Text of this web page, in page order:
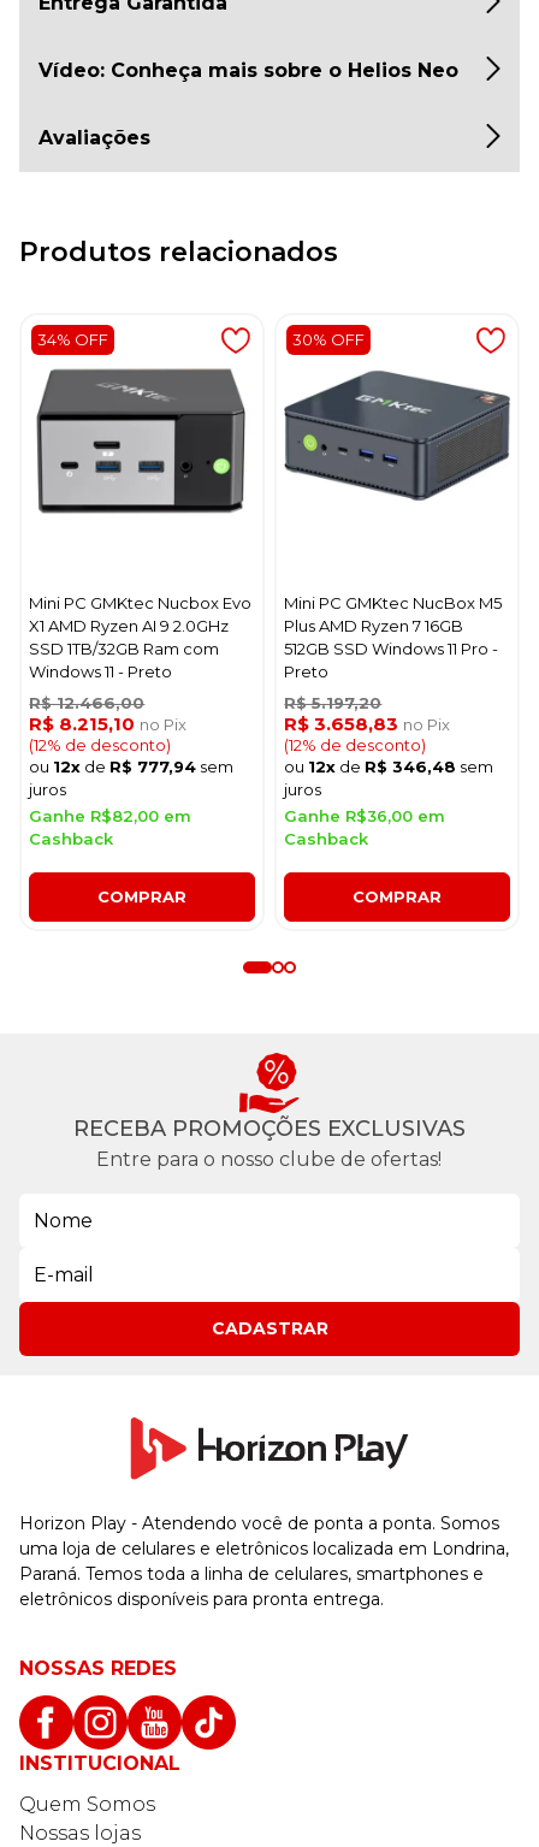
Vídeo: Conheça mais sobre o Helios Neo
Avaliações
Produtos relacionados
34% OFF
Mini PC GMKtec Nucbox Evo
X1 AMD Ryzen AI 9 2.0GHz
SSD 1TB/32GB Ram com
Windows 11 - Preto
R$ 12.466,00
R$ 8.215,10 no Pix
(12% de desconto)
ou 12x de R$ 777,94 sem
juros
Ganhe R$82,00 em
Cashback
COMPRAR
30% OFF
Mini PC GMKtec NucBox M5
Plus AMD Ryzen 7 16GB
512GB SSD Windows 11 Pro -
Preto
R$ 5.197,20
R$ 3.658,83 no Pix
(12% de desconto)
ou 12x de R$ 346,48 sem
juros
Ganhe R$36,00 em
Cashback
COMPRAR
RECEBA PROMOÇÕES EXCLUSIVAS
Entre para o nosso clube de ofertas!
CADASTRAR
Horizon Play - Atendendo você de ponta a ponta. Somos
uma loja de celulares e eletrônicos localizada em Londrina,
Paraná. Temos toda a linha de celulares, smartphones e
eletrônicos disponíveis para pronta entrega.
NOSSAS REDES
INSTITUCIONAL
Quem Somos
Nossas lojas